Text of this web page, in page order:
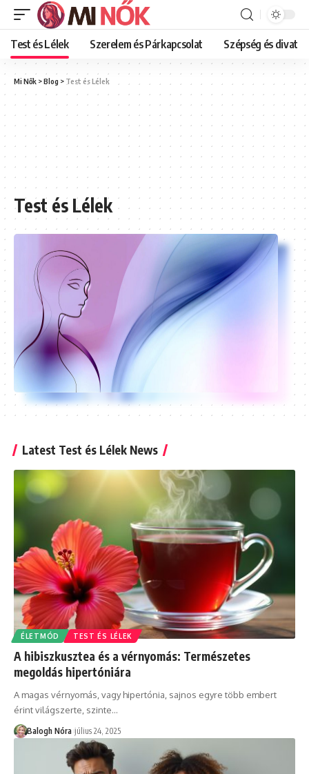
Test és Lélek Szerelem és Párkapcsolat Szépség és divat
Mi Nők >Blog > Test és Lélek
Test és Lélek
Latest Test és Lélek News
ÉLETMÓD TEST ÉS LÉLEK
A hibiszkusztea és a vérnyomás: Természetes
megoldás hipertóniára
A magas vérnyomás, vagy hipertónia, sajnos egyre több embert
érint világszerte, szinte…
Balogh Nóra július 24, 2025